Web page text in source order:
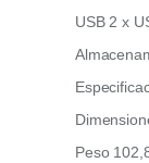
USB 2 x
Peso